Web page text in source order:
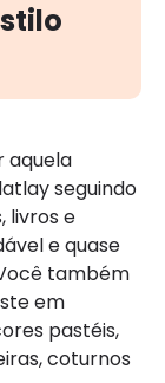
aquela
seguindo
livros e
e quase
também
em
pastéis,
coturnos